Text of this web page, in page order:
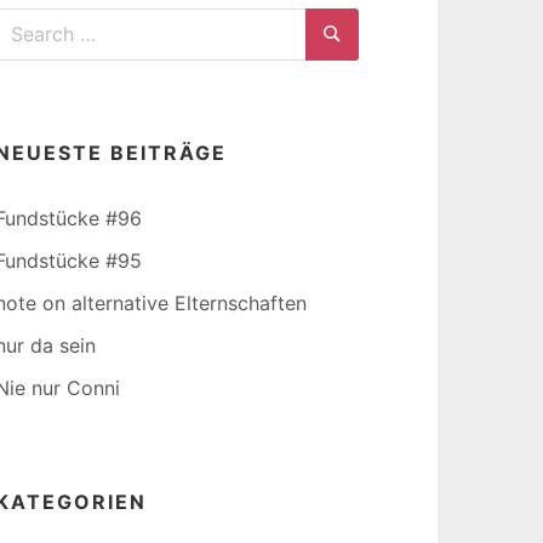
Search
BEITRÄGE
#96
#95
on alternative Elternschaften
da sein
nur Conni